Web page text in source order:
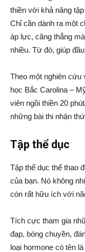
thiền với khả năng
Chỉ cần dành ra một
áp lực, căng thẳng
nhiều. Từ đó, giúp
Theo một nghiên
học Bắc Carolina –
viên ngồi thiền 20
những bài thi nhận
Tập thể dục
Tập thể dục thể thao
của bạn. Nó không
còn rất hữu ích với
Tích cực tham gia
đạp, bóng chuyền,
loại hormone có tên